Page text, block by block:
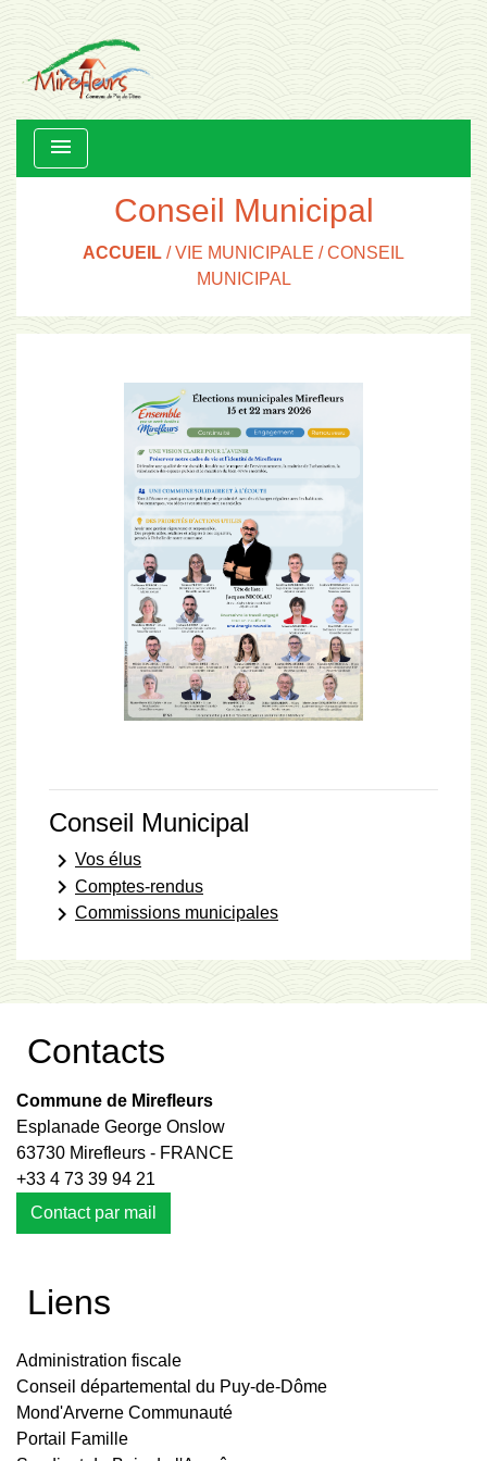
menu
Conseil Municipal
ACCUEIL /VIE MUNICIPALE /CONSEIL
MUNICIPAL
Conseil Municipal
keyboard_arrow_right Vos élus
keyboard_arrow_right Comptes-rendus
keyboard_arrow_right Commissions municipales
Contacts
Commune de Mirefleurs
Esplanade George Onslow
63730 Mirefleurs - FRANCE
+33 4 73 39 94 21
Contact par mail
Liens
Administration fiscale
Conseil départemental du Puy-de-Dôme
Mond'Arverne Communauté
Portail Famille